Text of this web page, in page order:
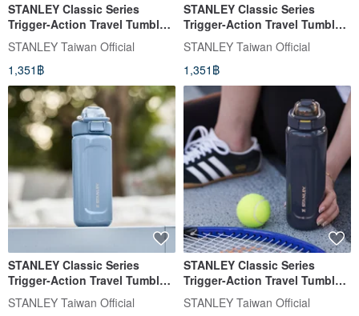
STANLEY Classic Series
Trigger-Action Travel Tumbler
0.7L / Obsidian Black
STANLEY Taiwan Official
1,351฿
STANLEY Classic Series
Trigger-Action Travel Tumbler
0.7L / Smoked Charcoal
STANLEY Taiwan Official
1,351฿
STANLEY Classic Series
Trigger-Action Travel Tumbler
0.47L / Gloss Quicksilver
STANLEY Taiwan Official
STANLEY Classic Series
Trigger-Action Travel Tumbler
0.7L / Twilight Blue
STANLEY Taiwan Official